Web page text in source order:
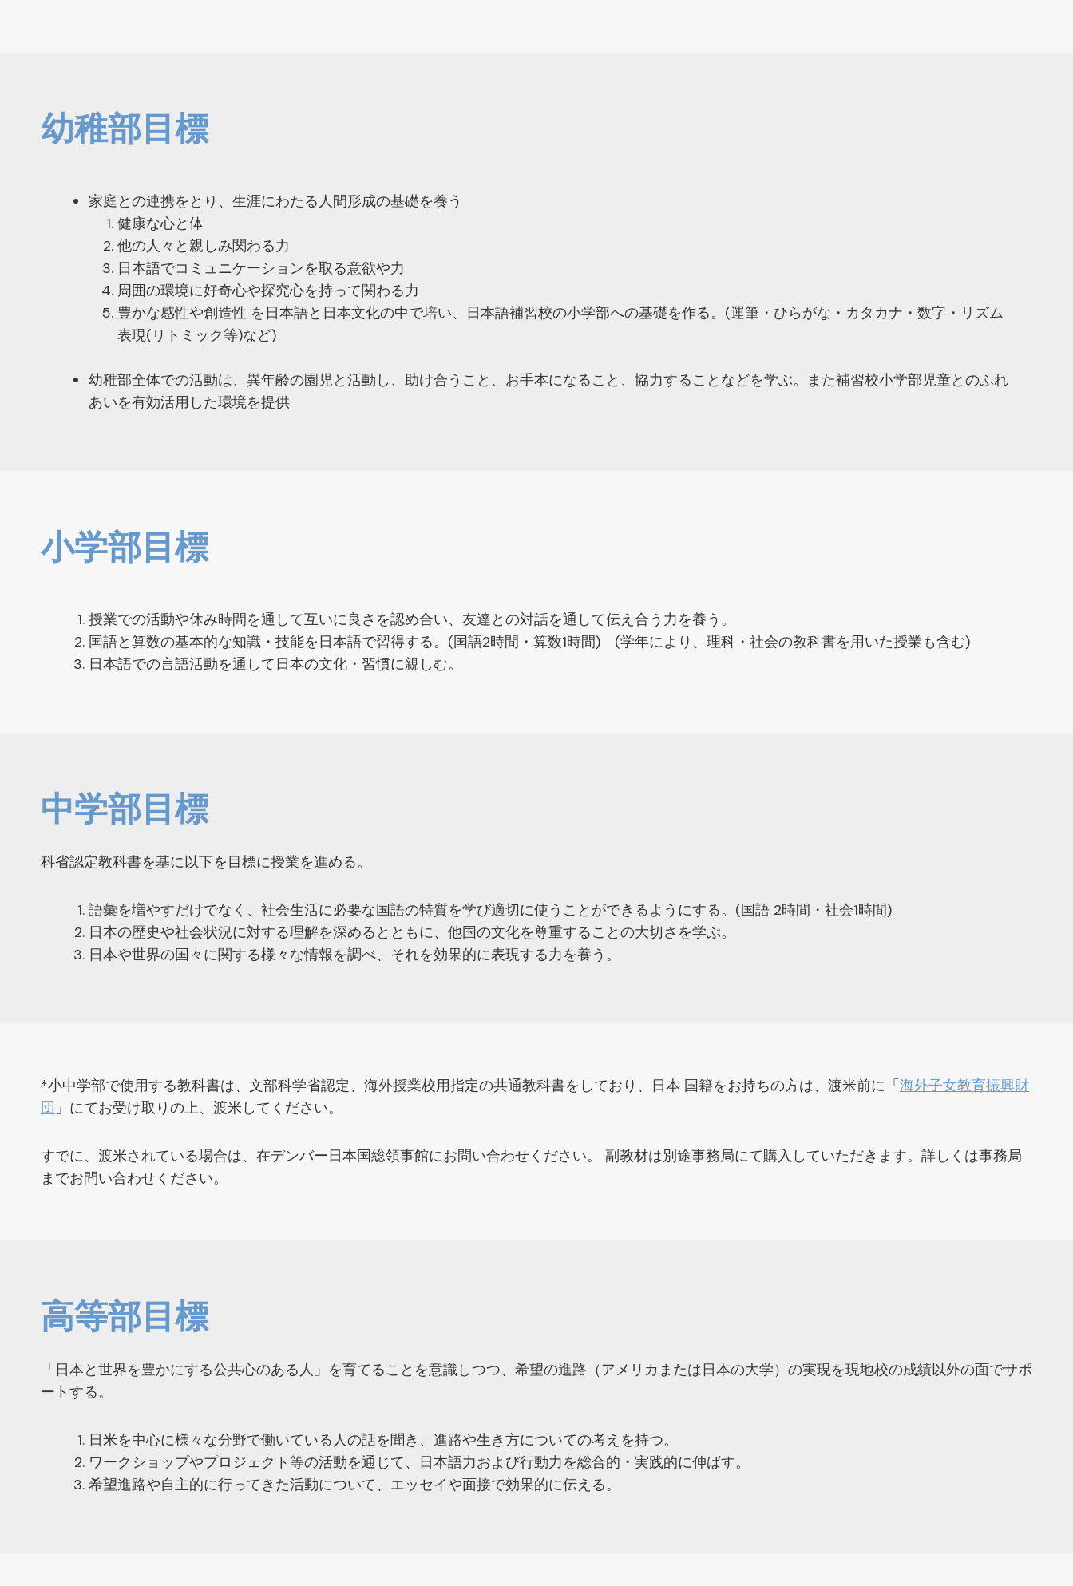
幼稚部目標
家庭との連携をとり、生涯にわたる人間形成の基礎を養う
健康な心と体
他の人々と親しみ関わる力
日本語でコミュニケーションを取る意欲や力
周囲の環境に好奇心や探究心を持って関わる力
豊かな感性や創造性 を日本語と日本文化の中で培い、日本語補習校の小学部への基礎を作る。(運筆・ひらがな・カタカナ・数字・リズム
表現(リトミック等)など)
幼稚部全体での活動は、異年齢の園児と活動し、助け合うこと、お手本になること、協力することなどを学ぶ。また補習校小学部児童とのふれ
あいを有効活用した環境を提供
小学部目標
授業での活動や休み時間を通して互いに良さを認め合い、友達との対話を通して伝え合う力を養う。
国語と算数の基本的な知識・技能を日本語で習得する。(国語2時間・算数1時間) (学年により、理科・社会の教科書を用いた授業も含む)
日本語での言語活動を通して日本の文化・習慣に親しむ。
中学部目標
科省認定教科書を基に以下を目標に授業を進める。
語彙を増やすだけでなく、社会生活に必要な国語の特質を学び適切に使うことができるようにする。(国語 2時間・社会1時間)
日本の歴史や社会状況に対する理解を深めるとともに、他国の文化を尊重することの大切さを学ぶ。
日本や世界の国々に関する様々な情報を調べ、それを効果的に表現する力を養う。
*小中学部で使用する教科書は、文部科学省認定、海外授業校用指定の共通教科書をしており、日本 国籍をお持ちの方は、渡米前に「海外子女教育振興財
団 」にてお受け取りの上、渡米してください。
すでに、渡米されている場合は、在デンバー日本国総領事館にお問い合わせください。 副教材は別途事務局にて購入していただきます。詳しくは事務局
までお問い合わせください。
高等部目標
「日本と世界を豊かにする公共心のある人」を育てることを意識しつつ、希望の進路（アメリカまたは日本の大学）の実現を現地校の成績以外の面でサポ
ートする。
日米を中心に様々な分野で働いている人の話を聞き、進路や生き方についての考えを持つ。
ワークショップやプロジェクト等の活動を通じて、日本語力および行動力を総合的・実践的に伸ばす。
希望進路や自主的に行ってきた活動について、エッセイや面接で効果的に伝える。